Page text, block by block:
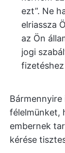
ezt”. Ne
elriassza
az Ön
jogi
Bármennyire
félelmünket,
embernek
kérése